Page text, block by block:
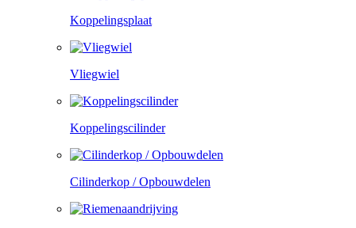
Koppelingsplaat
Vliegwiel
Koppelingscilinder
Cilinderkop / Opbouwdelen